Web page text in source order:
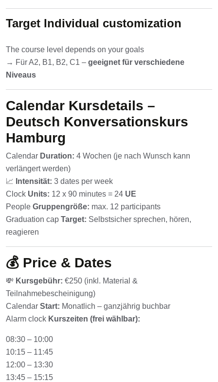
Target Individual customization
The course level depends on your goals
→ Für A2, B1, B2, C1 – geeignet für verschiedene
Niveaus
Calendar Kursdetails –
Deutsch Konversationskurs
Hamburg
Calendar Duration: 4 Wochen (je nach Wunsch kann
verlängert werden)
📈 Intensität: 3 dates per week
Clock Units: 12 x 90 minutes = 24 UE
People Gruppengröße: max. 12 participants
Graduation cap Target: Selbstsicher sprechen, hören,
reagieren
💰 Price & Dates
💸 Kursgebühr: €250 (inkl. Material &
Teilnahmebescheinigung)
Calendar Start: Monatlich – ganzjährig buchbar
Alarm clock Kurszeiten (frei wählbar):
08:30 – 10:00
10:15 – 11:45
12:00 – 13:30
13:45 – 15:15